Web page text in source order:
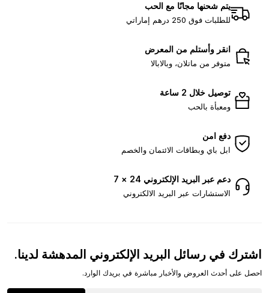
يتم شحنها مجانًا مع الحب
للطلبات فوق 250 درهم إماراتي
انقر وأستلم من المعرض
متوفر من ماتلان، وبالابالا
توصيل خلال 2 ساعة
ومعبأة بالحب
دفع امن
ابل باي وبطاقات الائتمان والخصم
دعم عبر البريد الإلكتروني 24 × 7
الاستشارات عبر البريد الالكتروني
اشترك في رسائل البريد الإلكتروني المدهشة لدينا.
احصل على أحدث العروض والأخبار مباشرة في بريدك الوارد.